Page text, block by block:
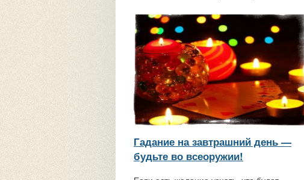
Гадание на завтрашний день —
будьте во всеоружии!